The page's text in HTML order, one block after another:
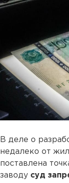
В деле о
недалеко от
поставлена
заводу суд